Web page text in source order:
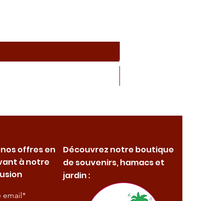
offres en
à notre
email*
Découvrez notre boutique
de souvenirs, hamacs et
jardin :